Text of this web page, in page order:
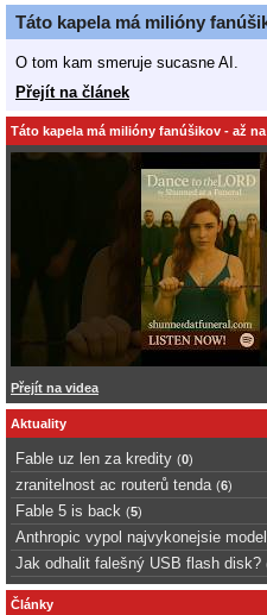
Táto kapela má milióny
O tom kam smeruje sucasne AI.
Přejít na článek
Táto kapela má milióny fanúšikov - až
Přejít na videa
Aktuality
Fable uz len za kredity (0)
zranitelnost ac routerů tenda (6)
Fable 5 is back (5)
Anthropic vypol najvykonejsie
Jak odhalit falešný USB flash disk?
Články